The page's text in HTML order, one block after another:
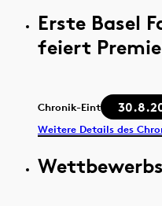
Erste Basel
feiert
Chronik-Eintrag
Weitere Details des